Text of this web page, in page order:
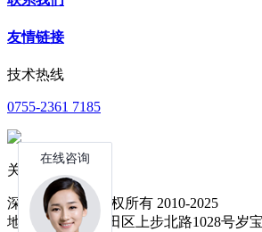
友情链接
技术热线
0755-2361 7185
关注公众号
深圳中达优控 版权所有 2010-2025
地址：深圳市福田区上步北路1028号岁